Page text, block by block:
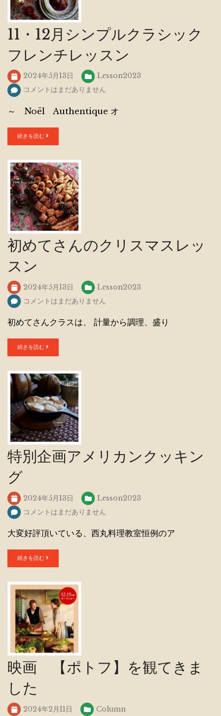
11・12月シンプルクラシック
フレンチレッスン
2024年5月13日
Lesson2023
コメントはまだありません
～ Noël Authentique オ
続きを読む
初めてさんのクリスマスレッ
スン
2024年5月13日
Lesson2023
コメントはまだありません
初めてさんクラスは、 計量から調理、盛り
続きを読む
特別企画アメリカンクッキン
グ
2024年5月13日
Lesson2023
コメントはまだありません
大変好評頂いている、西丸料理教室恒例のア
続きを読む
映画 【ポトフ】を観てきま
した
2024年2月11日
Column